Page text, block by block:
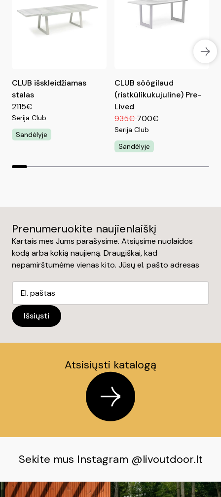
valomas ir transportuojamas.
Rėmas nudažytas kokybiškais ir patvariais
milteliniais dažais.
CLUB išskleidžiamas
stalas
2115€
Serija Club
Sandėlyje
CLUB söögilaud
(ristkülikukujuline) Pre-
Lived
935€700€
Serija Club
Sandėlyje
Prenumeruokite naujienlaiškį
Kartais mes Jums parašysime. Atsiųsime nuolaidos
kodą arba kokią naujieną. Draugiškai, kad
nepamirštumėme vienas kito. Jūsų el. pašto adresas
Atsisiųsti katalogą
Sekite mus Instagram @livoutdoor.lt